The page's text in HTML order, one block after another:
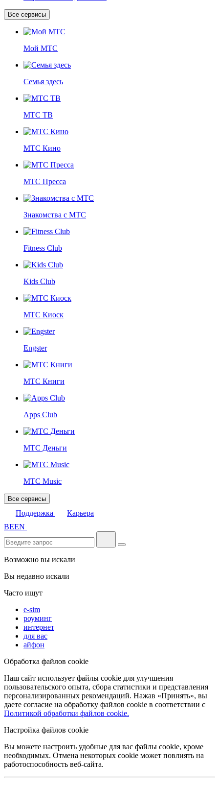
Все сервисы
Мой МТС
Семья здесь
МТС ТВ
МТС Кино
МТС Пресса
Знакомства с МТС
Fitness Club
Kids Club
МТС Киоск
Engster
МТС Книги
Apps Club
МТС Деньги
МТС Music
Все сервисы
Поддержка
Карьера
BEEN
Возможно вы искали
Вы недавно искали
Часто ищут
e-sim
роуминг
интернет
для вас
айфон
Обработка файлов cookie
Наш сайт использует файлы cookie для улучшения
пользовательского опыта, сбора статистики и представления
персонализированных рекомендаций. Нажав «Принять», вы
даете согласие на обработку файлов cookie в соответствии с
Политикой обработки файлов cookie.
Настройка файлов cookie
Вы можете настроить удобные для вас файлы cookie, кроме
необходимых. Отмена некоторых cookie может повлиять на
работоспособность веб-сайта.